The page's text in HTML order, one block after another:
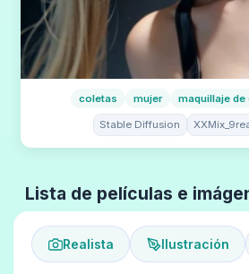
coletas mujer maquillaje
Stable Diffusion
Lista de películas e
Realista Ilustración